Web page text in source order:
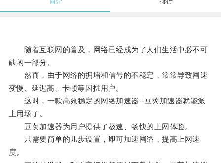
随着互联网的普及，网络已经成为了人们生活中必不可
缺的一部分。
然而，由于网络的拥堵和信号的不稳定，常常导致网速
变慢、延迟高、卡顿等困扰用户。
这时，一款高效稳定的网络加速器--豆荚加速器就能派
上用场了。
豆荚加速器为用户提供了极速、畅快的上网体验。
只需要简单的几步设置，即可加速网络，提高上网速
度。